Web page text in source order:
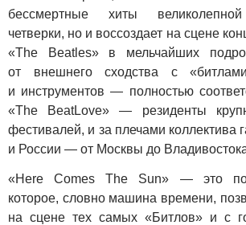
бессмертные хиты великолепной
четверки, но и воссоздает на сцене
«The Beatles» в мельчайших
от внешнего сходства с
и инструментов — полностью
«The BeatLove» — резиденты
фестивалей, и за плечами коллектива
и России — от Москвы до
«Here Comes The Sun» — это
которое, словно машина времени,
на сцене тех самых «Битлов» и с